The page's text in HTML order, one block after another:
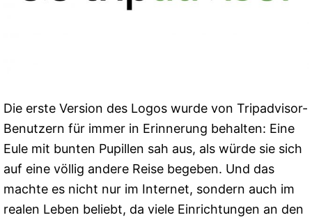
Die erste Version des Logos wurde von Tripadvisor-
Benutzern für immer in Erinnerung behalten: Eine
Eule mit bunten Pupillen sah aus, als würde sie sich
auf eine völlig andere Reise begeben. Und das
machte es nicht nur im Internet, sondern auch im
realen Leben beliebt, da viele Einrichtungen an den